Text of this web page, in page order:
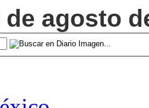
agosto